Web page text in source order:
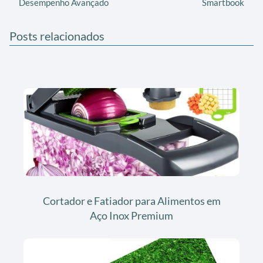
Desempenho Avançado Smartbook
Posts relacionados
Cortador e Fatiador para Alimentos em
Aço Inox Premium